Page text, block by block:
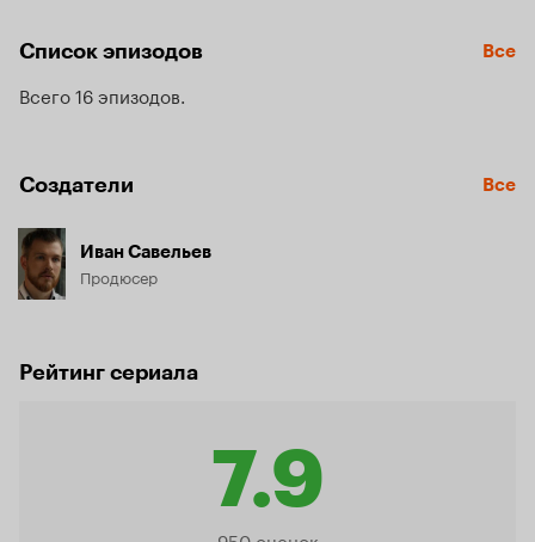
Список эпизодов Все
Всего 16 эпизодов
Создатели Все
Иван Савельев
Продюсер
Рейтинг сериала
7.9